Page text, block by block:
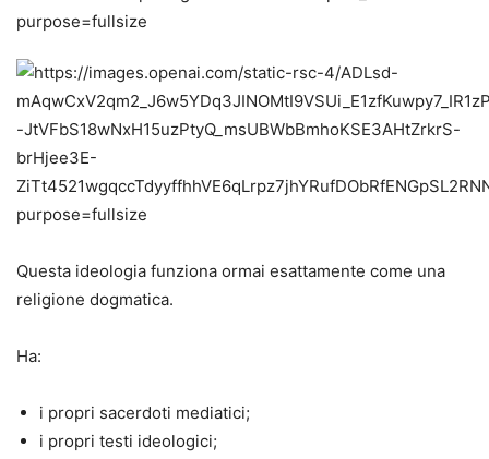
Questa ideologia funziona ormai esattamente come una
religione dogmatica.
Ha:
i propri sacerdoti mediatici;
i propri testi ideologici;